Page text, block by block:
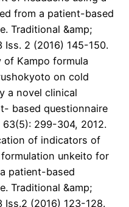
from a patient-based
Traditional &amp;
Iss. 2 (2016) 145-150.
of Kampo formula
on cold
a novel clinical
based questionnaire
63(5): 299-304, 2012.
of indicators of
unkeito for
patient-based
Traditional &amp;
Iss.2 (2016) 123-128.